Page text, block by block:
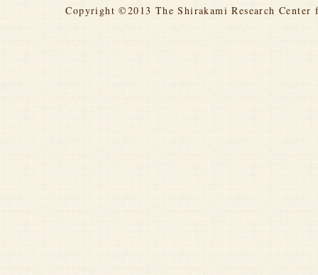
Copyright ©2013 The Shirakami Research